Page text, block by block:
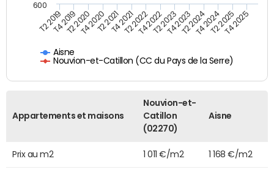
Aisne
Nouvion-et-Catillon (CC du Pays de la Serre)
T2 2019T4 2019T2 2020T4 2020T2 2021T4 2021T2 2022T4 2022T2 2023T4 2023T2 2024T4 2024T2 2025T4 2025
600
Appartements et maisons
Nouvion-et-
Catillon
(02270)
Aisne
Prix au m2 1 011 €/m2 1 168 €/m2